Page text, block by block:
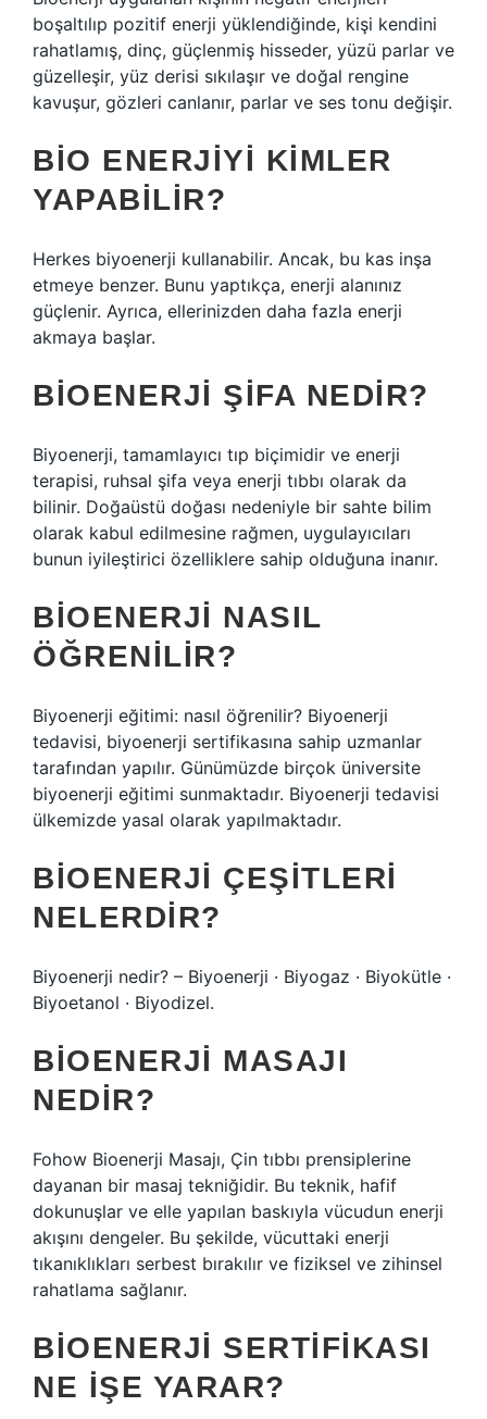
boşaltılıp pozitif enerji yüklendiğinde, kişi kendini
rahatlamış, dinç, güçlenmiş hisseder, yüzü parlar ve
güzelleşir, yüz derisi sıkılaşır ve doğal rengine
kavuşur, gözleri canlanır, parlar ve ses tonu değişir.
BIO ENERJIYI KIMLER
YAPABILIR?
Herkes biyoenerji kullanabilir. Ancak, bu kas inşa
etmeye benzer. Bunu yaptıkça, enerji alanınız
güçlenir. Ayrıca, ellerinizden daha fazla enerji
akmaya başlar.
BIOENERJI ŞIFA NEDIR?
Biyoenerji, tamamlayıcı tıp biçimidir ve enerji
terapisi, ruhsal şifa veya enerji tıbbı olarak da
bilinir. Doğaüstü doğası nedeniyle bir sahte bilim
olarak kabul edilmesine rağmen, uygulayıcıları
bunun iyileştirici özelliklere sahip olduğuna inanır.
BIOENERJI NASIL
ÖĞRENILIR?
Biyoenerji eğitimi: nasıl öğrenilir? Biyoenerji
tedavisi, biyoenerji sertifikasına sahip uzmanlar
tarafından yapılır. Günümüzde birçok üniversite
biyoenerji eğitimi sunmaktadır. Biyoenerji tedavisi
ülkemizde yasal olarak yapılmaktadır.
BIOENERJI ÇEŞITLERI
NELERDIR?
Biyoenerji nedir? – Biyoenerji · Biyogaz · Biyokütle ·
Biyoetanol · Biyodizel.
BIOENERJI MASAJI
NEDIR?
Fohow Bioenerji Masajı, Çin tıbbı prensiplerine
dayanan bir masaj tekniğidir. Bu teknik, hafif
dokunuşlar ve elle yapılan baskıyla vücudun enerji
akışını dengeler. Bu şekilde, vücuttaki enerji
tıkanıklıkları serbest bırakılır ve fiziksel ve zihinsel
rahatlama sağlanır.
BIOENERJI SERTIFIKASI
NE IŞE YARAR?